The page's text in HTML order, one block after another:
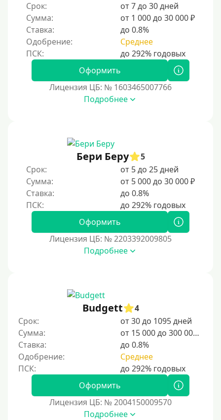
Срок:
от 7 до 30 дней
Сумма:
от 1 000 до 30 000 ₽
Ставка:
до 0.8%
Одобрение:
Среднее
Оформить
Лицензия ЦБ: № 1603465007766
Подробнее
Бери Беру
5
Срок:
от 5 до 25 дней
Сумма:
от 5 000 до 30 000 ₽
Ставка:
до 0.8%
Оформить
Лицензия ЦБ: № 2203392009805
Подробнее
Budgett
4
Срок:
от 30 до 1095 дней
Сумма:
от 15 000 до 300 000 ₽
Ставка:
до 0.8%
Одобрение:
Среднее
Оформить
Лицензия ЦБ: № 2004150009570
Подробнее